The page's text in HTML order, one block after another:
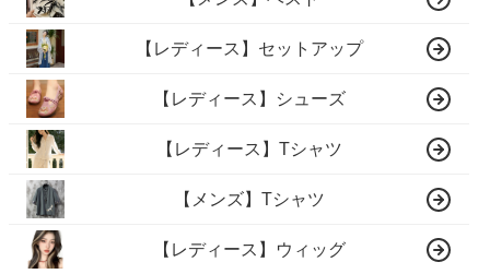
【レディース】セットアップ
【レディース】シューズ
【レディース】Tシャツ
【メンズ】Tシャツ
【レディース】ウィッグ